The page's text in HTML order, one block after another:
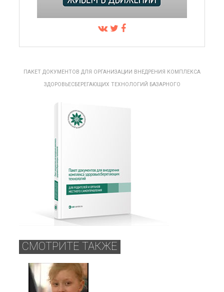
ПАКЕТ ДОКУМЕНТОВ ДЛЯ ОРГАНИЗАЦИИ ВНЕДРЕНИЯ КОМПЛЕКСА
ЗДОРОВЬЕСБЕРЕГАЮЩИХ ТЕХНОЛОГИЙ БАЗАРНОГО
СМОТРИТЕ ТАКЖЕ